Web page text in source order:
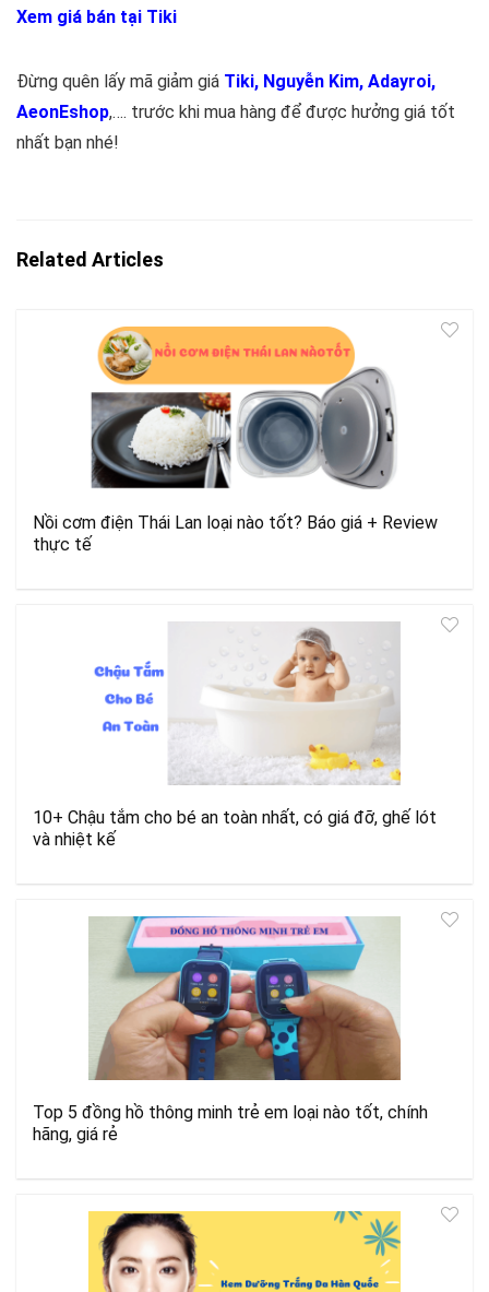
Xem giá bán tại Tiki
Đừng quên lấy mã giảm giá Tiki, Nguyễn Kim, Adayroi,
AeonEshop,…. trước khi mua hàng để được hưởng giá tốt
nhất bạn nhé!
Related Articles
Nồi cơm điện Thái Lan loại nào tốt? Báo giá + Review
thực tế
10+ Chậu tắm cho bé an toàn nhất, có giá đỡ, ghế lót
và nhiệt kế
Top 5 đồng hồ thông minh trẻ em loại nào tốt, chính
hãng, giá rẻ